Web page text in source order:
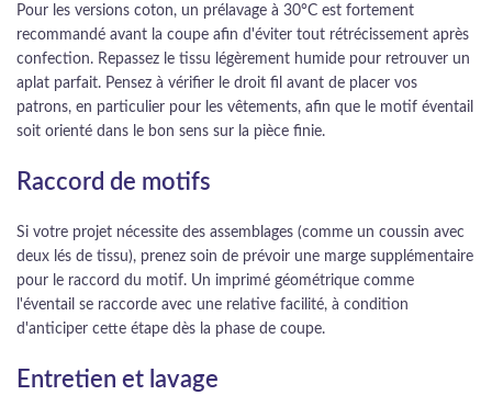
Pour les versions coton, un prélavage à 30°C est fortement
recommandé avant la coupe afin d'éviter tout rétrécissement après
confection. Repassez le tissu légèrement humide pour retrouver un
aplat parfait. Pensez à vérifier le droit fil avant de placer vos
patrons, en particulier pour les vêtements, afin que le motif éventail
soit orienté dans le bon sens sur la pièce finie.
Raccord de motifs
Si votre projet nécessite des assemblages (comme un coussin avec
deux lés de tissu), prenez soin de prévoir une marge supplémentaire
pour le raccord du motif. Un imprimé géométrique comme
l'éventail se raccorde avec une relative facilité, à condition
d'anticiper cette étape dès la phase de coupe.
Entretien et lavage